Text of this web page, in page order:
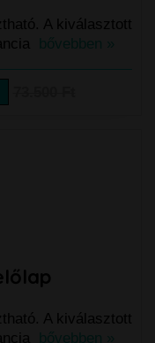
A kiválasztott
bővebben »
A kiválasztott
bővebben »